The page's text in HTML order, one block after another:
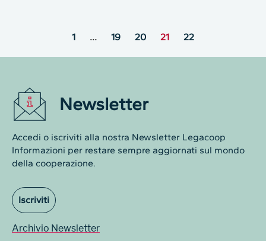
1 … 19 20 21 22
Newsletter
Accedi o iscriviti alla nostra Newsletter Legacoop
Informazioni per restare sempre aggiornati sul mondo
della cooperazione.
Iscriviti
Archivio Newsletter